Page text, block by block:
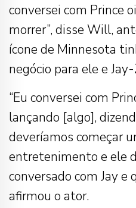
conversei com Prince
morrer”, disse Will,
ícone de Minnesota
negócio para ele e Jay-
“Eu conversei com
lançando [algo],
deveríamos começar
entretenimento e ele
conversado com Jay e
afirmou o ator.